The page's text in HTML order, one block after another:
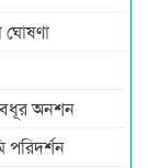
ঘোষণা
অনশন
পরিদর্শন